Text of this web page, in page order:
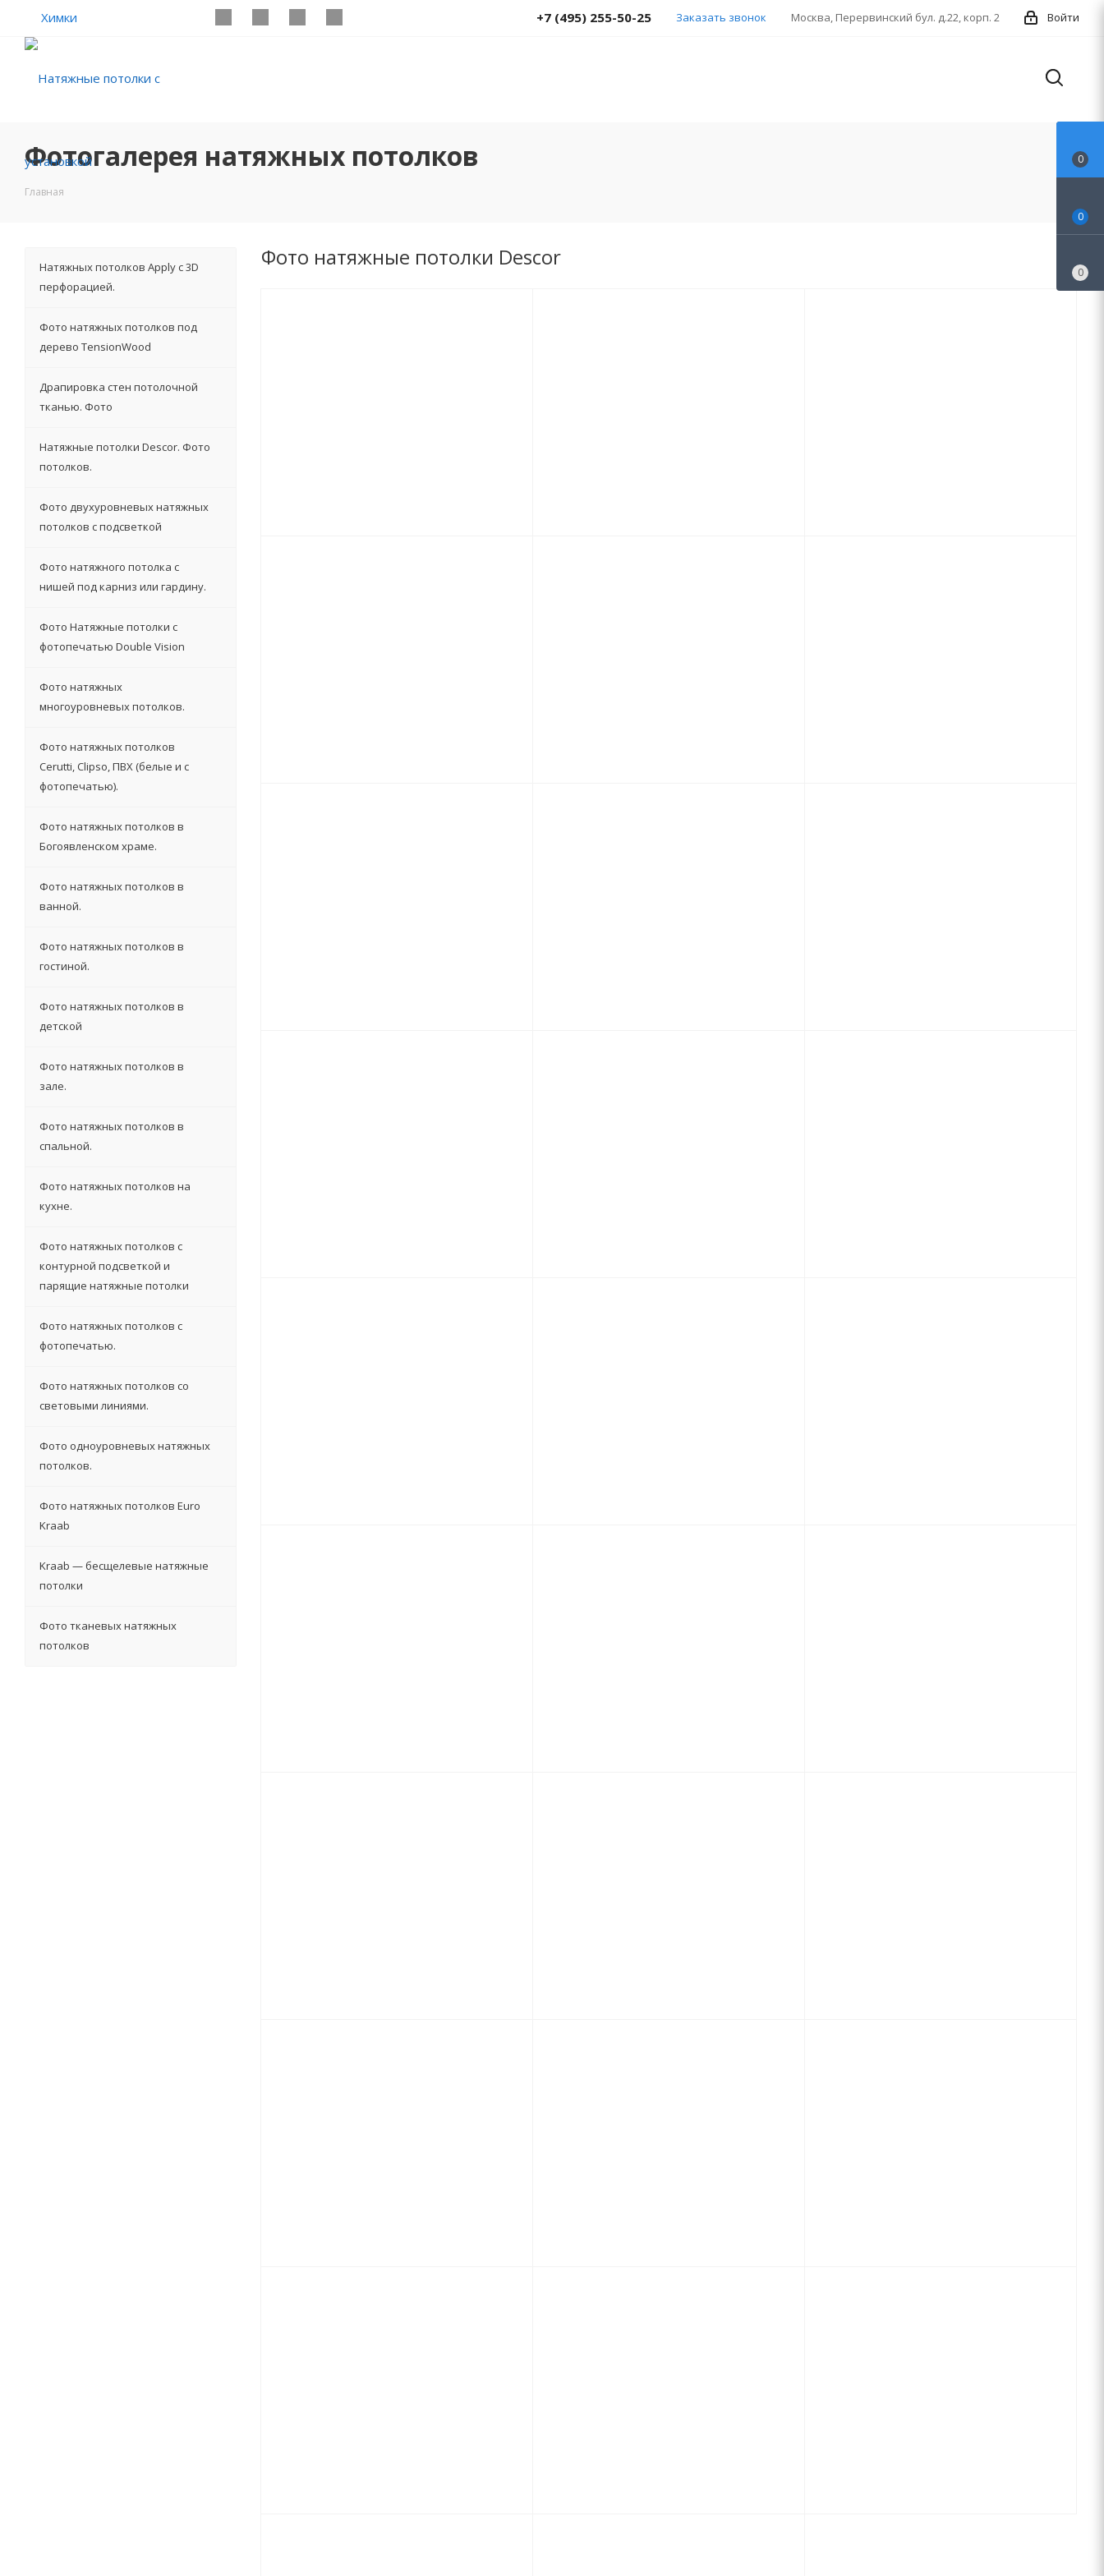
Химки Войти
Москва, Перервинский бул. д.22, корп. 2
+7 (495) 255-50-25 Заказать звонок
Фотогалерея натяжных потолков
Главная
Фото натяжные потолки Descor
Натяжных потолков Apply с 3D
перфорацией.
Фото натяжных потолков под
дерево TensionWood
Драпировка стен потолочной
тканью. Фото
Натяжные потолки Descor. Фото
потолков.
Фото двухуровневых натяжных
потолков с подсветкой
Фото натяжного потолка с
нишей под карниз или гардину.
Фото Натяжные потолки с
фотопечатью Double Vision
Фото натяжных
многоуровневых потолков.
Фото натяжных потолков
Cerutti, Clipso, ПВХ (белые и с
фотопечатью).
Фото натяжных потолков в
Богоявленском храме.
Фото натяжных потолков в
ванной.
Фото натяжных потолков в
гостиной.
Фото натяжных потолков в
детской
Фото натяжных потолков в
зале.
Фото натяжных потолков в
спальной.
Фото натяжных потолков на
кухне.
Фото натяжных потолков с
контурной подсветкой и
парящие натяжные потолки
Фото натяжных потолков с
фотопечатью.
Фото натяжных потолков со
световыми линиями.
Фото одноуровневых натяжных
потолков.
Фото натяжных потолков Euro
Kraab
Kraab — бесщелевые натяжные
потолки
Фото тканевых натяжных
потолков
0
0
0